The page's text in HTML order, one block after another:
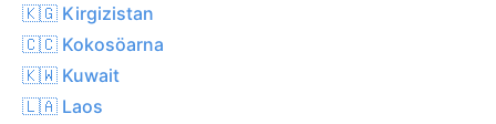
🇰🇬 Kirgizistan
🇨🇨 Kokosöarna
🇰🇼 Kuwait
🇱🇦 Laos